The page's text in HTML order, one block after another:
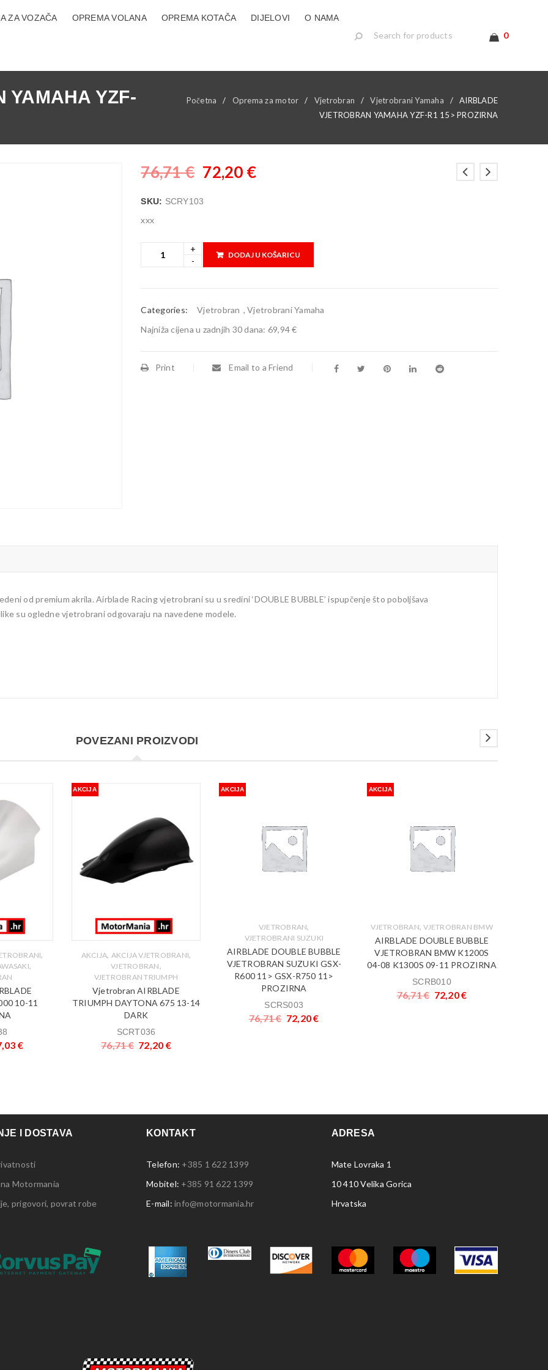
ZA VOZAČA OPREMA VOLANA OPREMA KOTAČA DIJELOVI O NAMA
0
YAMAHA YZF-
Početna / Oprema za motor / Vjetrobran / Vjetrobrani Yamaha /
AIRBLADE
VJETROBRAN YAMAHA YZF-R1 15> PROZIRNA
76,71€ 72,20 €
SKU: SCRY103
xxx
DODAJ U KOŠARICU
Categories: Vjetrobran ,Vjetrobrani Yamaha
Najniža cijena u zadnjih 30 dana: 69,94 €
Print Email to a Friend
od premium akrila. Airblade Racing vjetrobrani su u sredini ‘DOUBLE BUBBLE’ ispupčenje što poboljšava
su ogledne vjetrobrani odgovaraju na navedene modele.
POVEZANI PROIZVODI
,
,
10-11
€
AKCIJA
AKCIJA, AKCIJA VJETROBRANI,
VJETROBRAN,
VJETROBRAN TRIUMPH
Vjetrobran AIRBLADE
TRIUMPH DAYTONA 675 13-14
DARK
SCRT036
76,71€ 72,20 €
AKCIJA
VJETROBRAN,
VJETROBRANI SUZUKI
AIRBLADE DOUBLE BUBBLE
VJETROBRAN SUZUKI GSX-
R600 11> GSX-R750 11>
PROZIRNA
SCRS003
76,71€ 72,20€
AKCIJA
VJETROBRAN,VJETROBRAN BMW
AIRBLADE DOUBLE BUBBLE
VJETROBRAN BMW K1200S
04-08 K1300S 09-11 PROZIRNA
SCRB010
76,71€ 72,20€
I DOSTAVA
Motormania
prigovori, povrat robe
KONTAKT
Telefon: +385 1 622 1399
Mobitel: +385 91 622 1399
E-mail: info@motormania.hr
ADRESA
Mate Lovraka 1
10 410 Velika Gorica
Hrvatska